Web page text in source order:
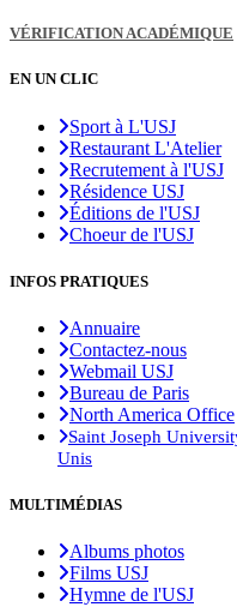
VÉRIFICATION ACADÉMIQUE
EN UN CLIC
Sport à L'USJ
Restaurant L'Atelier
Recrutement à l'USJ
Résidence USJ
Éditions de l'USJ
Choeur de l'USJ
INFOS PRATIQUES
Annuaire
Contactez-nous
Webmail USJ
Bureau de Paris
North America Office
Saint Joseph
Unis
MULTIMÉDIAS
Albums photos
Films USJ
Hymne de l'USJ